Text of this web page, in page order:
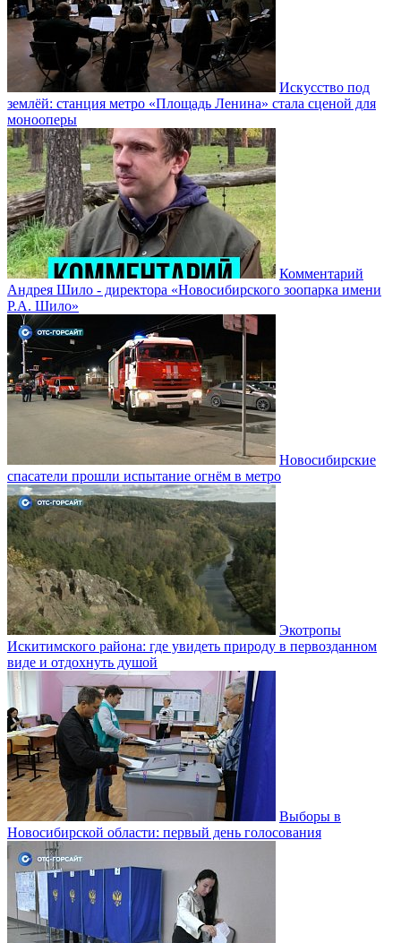
Искусство под
землёй: станция метро «Площадь Ленина» стала сценой для
монооперы
Комментарий
Андрея Шило - директора «Новосибирского зоопарка имени
Р.А. Шило»
Новосибирские
спасатели прошли испытание огнём в метро
Экотропы
Искитимского района: где увидеть природу в первозданном
виде и отдохнуть душой
Выборы в
Новосибирской области: первый день голосования